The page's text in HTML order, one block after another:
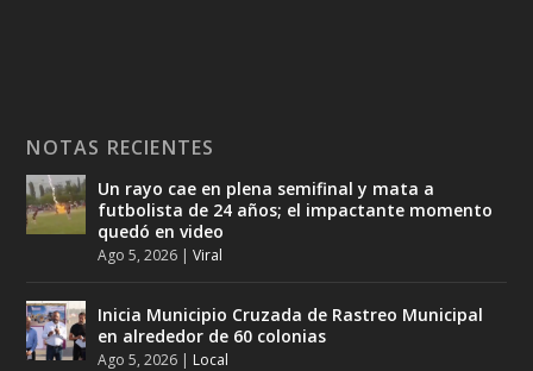
NOTAS RECIENTES
Un rayo cae en plena semifinal y mata a
futbolista de 24 años; el impactante momento
quedó en video
Ago 5, 2026 |Viral
Inicia Municipio Cruzada de Rastreo Municipal
en alrededor de 60 colonias
Ago 5, 2026 | Local